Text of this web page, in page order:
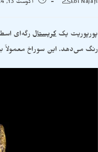
Ebi Najafi آگوست 13, 2024
پورپوریت یککریستال رگه‌ای
رنگ می‌دهد. این سوراخ معمولاً